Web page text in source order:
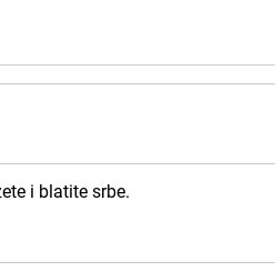
i blatite srbe.